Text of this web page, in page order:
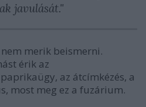
javulását."
merik beismerni.
érik az
az átcímkézés, a
most meg ez a fuzárium.